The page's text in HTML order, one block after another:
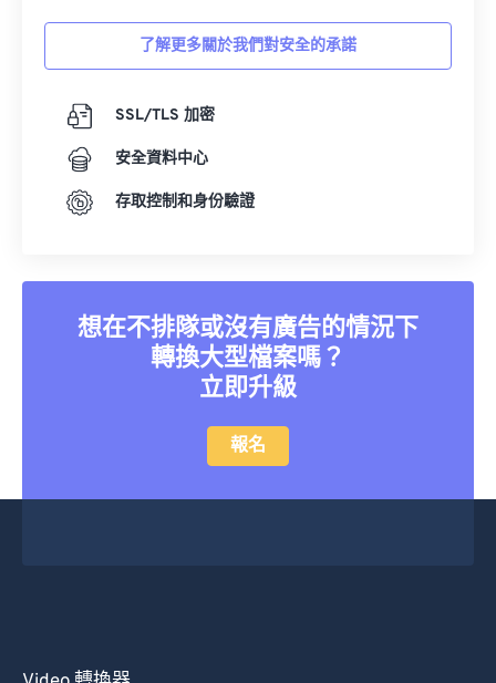
了解更多關於我們對安全的承諾
SSL/TLS 加密
安全資料中心
存取控制和身份驗證
想在不排隊或沒有廣告的情況下
轉換大型檔案嗎？
立即升級
報名